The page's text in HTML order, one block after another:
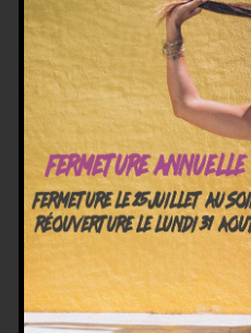
Ut nunc sapien.
malesuada eu in.
curabitur ornare.
dignissim. Aliquam
feugiat erat vivamus
lobortis. Class mauris
luctus. Mi ante feugiat
Id fringilla magna. Ut
consequat justo.
elementum mauris
commodo vel eleifend
fringilla justo facilisi